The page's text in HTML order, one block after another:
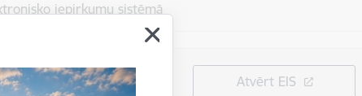
iepirkumu sistēmā
Atvērt EIS